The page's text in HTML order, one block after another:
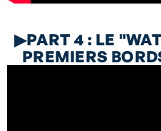
▶PART 4 : LE
PREMIERS